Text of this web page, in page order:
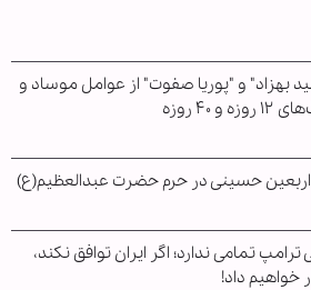
بهزاد" و "پوریا صفوت" از عوامل موساد و
روزه
اربعین حسینی در حرم حضرت عبدالعظیم(ع)
ترامپ تمامی ندارد؛ اگر ایران توافق نکند،
خواهیم داد!